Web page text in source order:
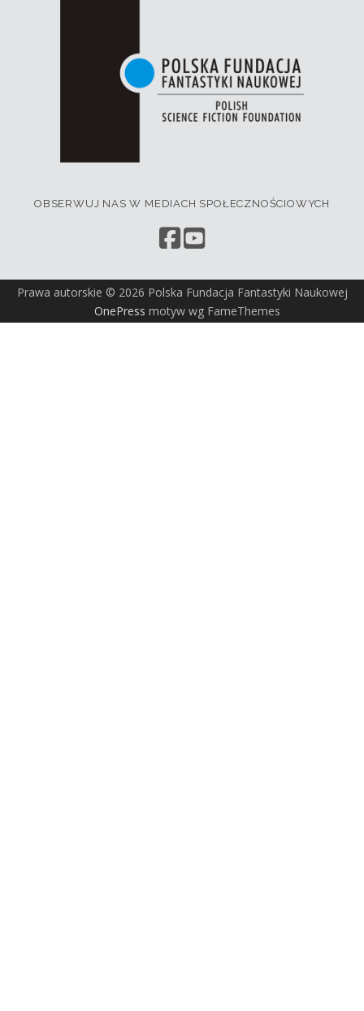
OBSERWUJ NAS W MEDIACH SPOŁECZNOŚCIOWYCH
Prawa autorskie © 2026 Polska Fundacja Fantastyki Naukowej
OnePress motyw wg FameThemes